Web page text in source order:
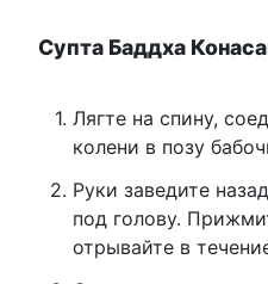
Супта Баддха
Лягте на спину,
колени в позу
Руки заведите
под голову.
отрывайте в